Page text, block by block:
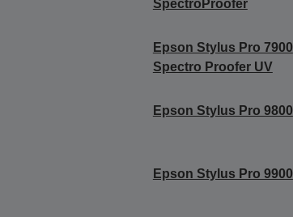
SpectroProofer
Epson Stylus Pro 7900
Spectro Proofer UV
Epson Stylus Pro 9800
Epson Stylus Pro 9900